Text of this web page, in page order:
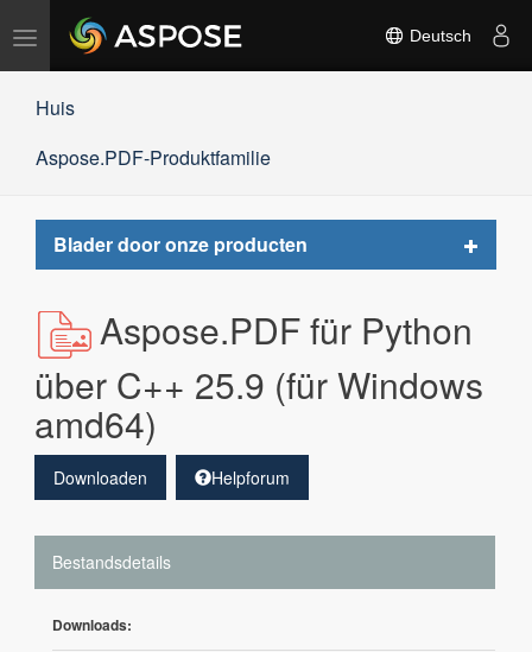
Navigation
umschalten
Deutsch
Huis
Aspose.PDF-Produktfamilie
Blader door onze producten
Toggle
Aspose.PDF für Python
über C++ 25.9 (für Windows
amd64)
Downloaden Helpforum
Bestandsdetails
Downloads: